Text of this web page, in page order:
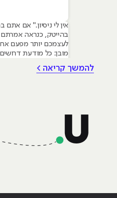
אין לי ניסיון." אם
בהייטק, כנראה
לעצמכם יותר מפעם
מובן: כל מודעת דרושים
כבר נגע במוצר אמיתי,
להמשך קריאה >